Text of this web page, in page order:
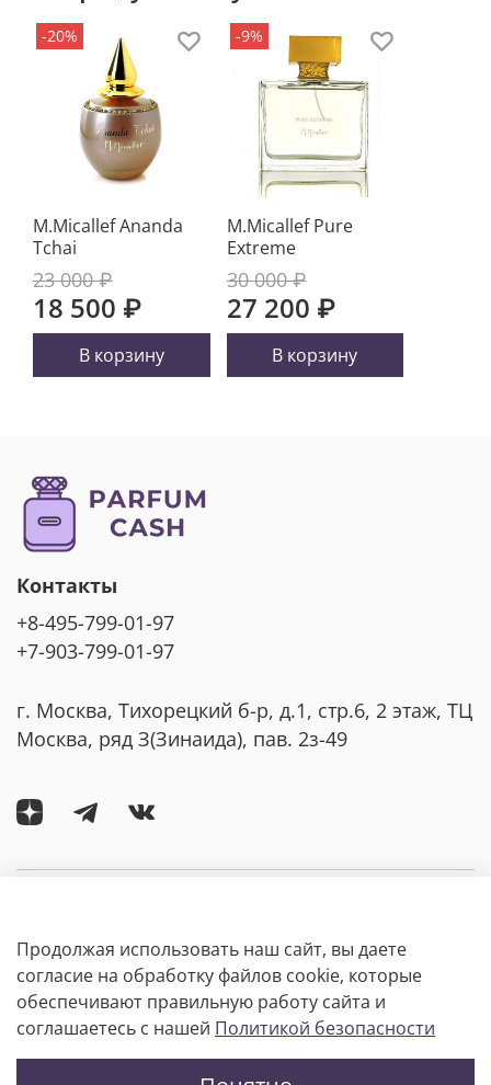
-20%
M.Micallef Ananda
Tchai
23 000 ₽
18 500 ₽
В корзину
-9%
M.Micallef Pure
Extreme
30 000 ₽
27 200 ₽
В корзину
Покупателям
Информация
Контакты
+8-495-799-01-97
+7-903-799-01-97
г. Москва, Тихорецкий б-р, д.1, стр.6, 2 этаж, ТЦ
Москва, ряд З(Зинаида), пав. 2з-49
Продолжая использовать наш сайт, вы даете
согласие на обработку файлов cookie, которые
обеспечивают правильную работу сайта и
соглашаетесь с нашей Политикой безопасности